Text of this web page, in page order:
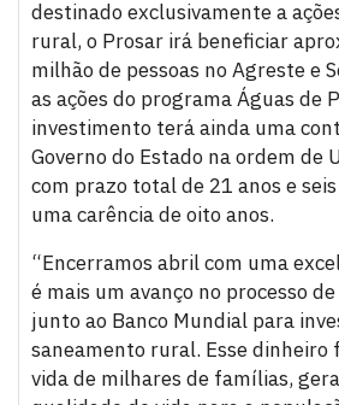
destinado exclusivamente a
rural, o Prosar irá beneficiar
milhão de pessoas no Agreste e
as ações do programa Águas de
investimento terá ainda uma
Governo do Estado na ordem de
com prazo total de 21 anos e
uma carência de oito anos.
“Encerramos abril com uma
é mais um avanço no processo
junto ao Banco Mundial para
saneamento rural. Esse dinheiro
vida de milhares de famílias,